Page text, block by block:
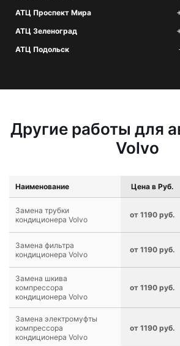
АТЦ Проспект Мира
АТЦ Зеленоград
АТЦ Подольск
Другие работы для
Volvo
Наименование Цена в Руб.
Замена трубки
кондиционера Volvo
от 1190 руб.
Замена фильтра
кондиционера Volvo
от 1190 руб.
Замена шкива
компрессора
кондиционера Volvo
от 1190 руб.
Замена электромуфты
компрессора
кондиционера Volvo
от 1190 руб.